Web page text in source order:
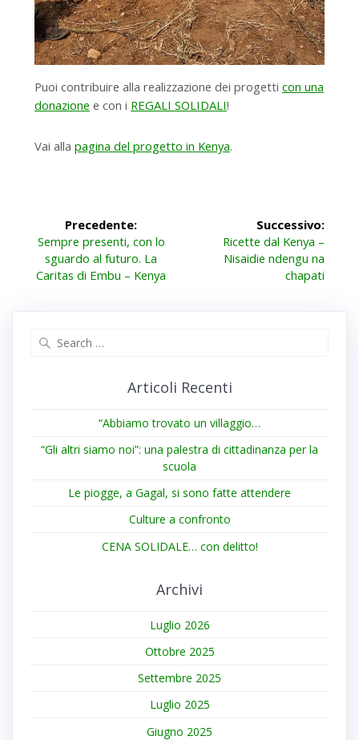
Puoi contribuire alla realizzazione dei progetti con una
donazione e con i REGALI SOLIDALI!
Vai alla pagina del progetto in Kenya.
Navigazione
articoli
Precedente:
Articolo
precedente:
Sempre presenti, con lo
sguardo al futuro. La
Caritas di Embu – Kenya
Successivo:
Articolo
successivo:
Ricette dal Kenya –
Nisaidie ndengu na
chapati
Articoli Recenti
“Abbiamo trovato un villaggio…
“Gli altri siamo noi”: una palestra di cittadinanza per la
scuola
Le piogge, a Gagal, si sono fatte attendere
Culture a confronto
CENA SOLIDALE… con delitto!
Archivi
Luglio 2026
Ottobre 2025
Settembre 2025
Luglio 2025
Giugno 2025